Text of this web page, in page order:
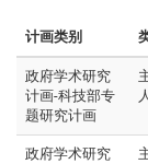
计画类别
政府学术研究
计画-科技部专
题研究计画
政府学术研究